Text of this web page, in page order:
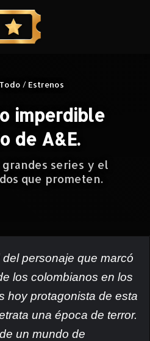
Todo / Estrenos
imperdible
de A&E.
series y el
que prometen.
personaje que marcó
los colombianos en los
hoy protagonista de esta
una época de terror.
un mundo de